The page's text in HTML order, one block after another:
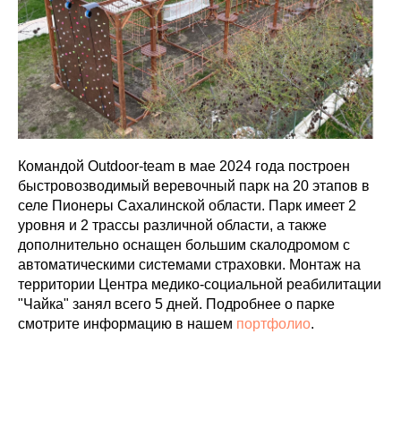
Командой Outdoor-team в мае 2024 года построен
быстровозводимый веревочный парк на 20 этапов в
селе Пионеры Сахалинской области. Парк имеет 2
уровня и 2 трассы различной области, а также
дополнительно оснащен большим скалодромом с
автоматическими системами страховки. Монтаж на
территории Центра медико-социальной реабилитации
"Чайка" занял всего 5 дней. Подробнее о парке
смотрите информацию в нашем портфолио.